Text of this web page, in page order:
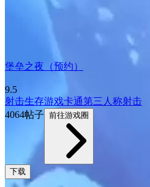
堡垒之夜（预约）
9.5
射击生存游戏卡通第三人称射击
4064帖子 前往游戏圈
下载